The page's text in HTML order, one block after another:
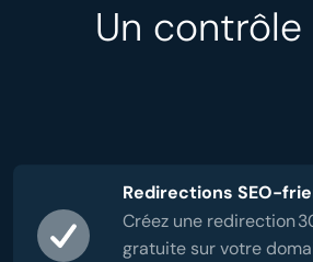
Un
Redirections SEO-
Créez une redirection
gratuite sur votre